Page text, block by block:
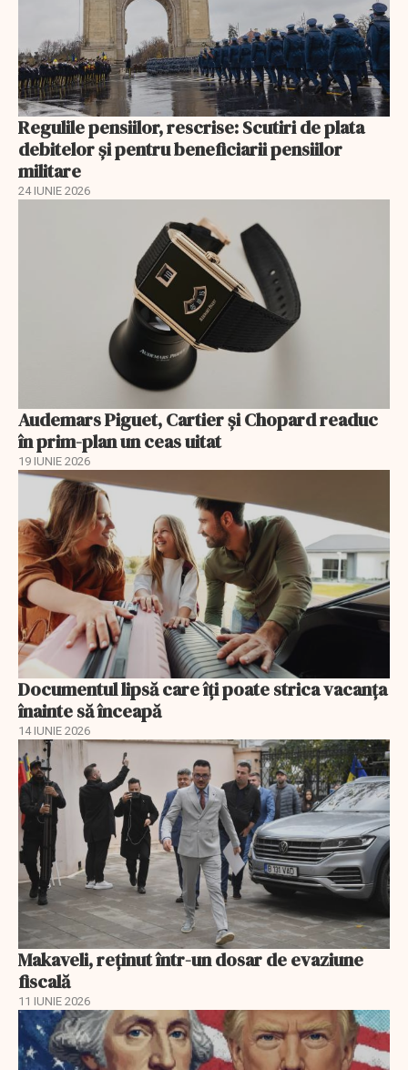
Regulile pensiilor, rescrise: Scutiri de plata
debitelor și pentru beneficiarii pensiilor
militare
24 IUNIE 2026
Audemars Piguet, Cartier și Chopard readuc
în prim-plan un ceas uitat
19 IUNIE 2026
Documentul lipsă care îți poate strica vacanța
înainte să înceapă
14 IUNIE 2026
Makaveli, reţinut într-un dosar de evaziune
fiscală
11 IUNIE 2026